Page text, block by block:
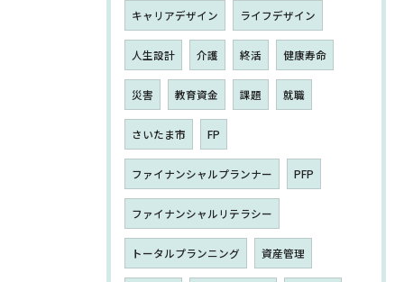
キャリアデザイン ライフデザイン
人生設計 介護 終活 健康寿命
災害 教育資金 課題 就職
さいたま市 FP
ファイナンシャルプランナー PFP
ファイナンシャルリテラシー
トータルプランニング 資産管理